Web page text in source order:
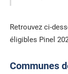
Retrouvez ci-
éligibles Pinel
Communes